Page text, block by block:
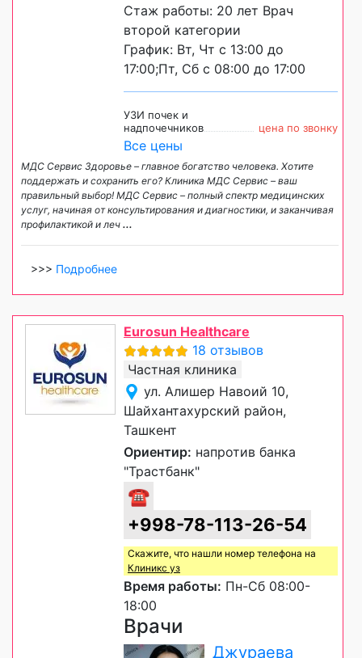
Стаж работы: 20 лет Врач
второй категории
График: Вт, Чт с 13:00 до
17:00;Пт, Сб с 08:00 до 17:00
УЗИ почек и
надпочечников
цена по звонку
Все цены
МДС Сервис Здоровье – главное богатство человека. Хотите
поддержать и сохранить его? Клиника МДС Сервис – ваш
правильный выбор! МДС Сервис – полный спектр медицинских
услуг, начиная от консультирования и диагностики, и заканчивая
профилактикой и леч ...
>>> Подробнее
Eurosun Healthcare
18 отзывов
Частная клиника
ул. Алишер Навоий 10,
Шайхантахурский район,
Ташкент
Ориентир: напротив банка
"Трастбанк"
☎
+998-78-113-26-54
Скажите, что нашли номер телефона на
Клиникс уз
Время работы: Пн-Сб 08:00-
18:00
Врачи
Джураева